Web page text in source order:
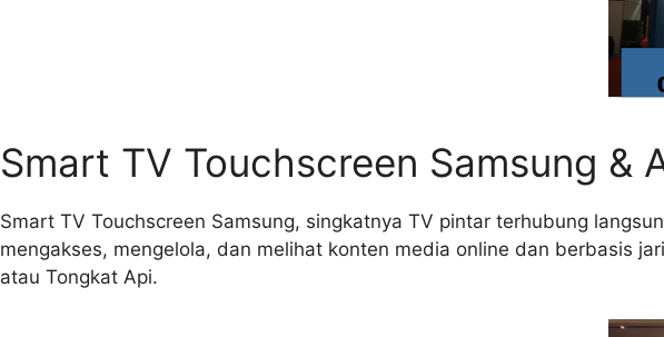
Smart TV Touchscreen Samsung &
Smart TV Touchscreen Samsung, singkatnya TV pintar terhubung
mengakses, mengelola, dan melihat konten media online dan berbasis
atau Tongkat Api.